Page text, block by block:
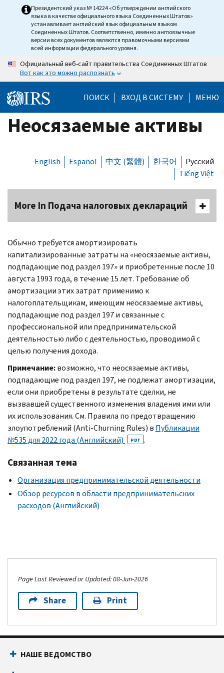
Президентский указ № 14224 «Об утверждении английского
языка в качестве официального языка Соединенных Штатов»
устанавливает английский язык официальным языком
Соединенных Штатов. Соответственно, именно англоязычные
версии всех документов являются правомочными версиями
всей информации федерального уровня.
Официальный веб-сайт правительства Соединенных Штатов
Вот как это можно распознать
ПОИСК ВХОД В СИСТЕМУ МЕНЮ
Неосязаемые активы
English Español 中文 (繁體) 한국어
Русский
Tiếng Việt
More In Подача налоговых деклараций
Обычно требуется амортизировать
капитализированные затраты на «неосязаемые активы,
подпадающие под раздел 197» и приобретенные после 10
августа 1993 года, в течение 15 лет. Требование об
амортизации этих затрат применимо к
налогоплательщикам, имеющим неосязаемые активы,
подпадающие под раздел 197 и связанные с
профессиональной или предпринимательской
деятельностью либо с деятельностью, проводимой с
целью получения дохода.
Примечание:возможно, что неосязаемые активы,
подпадающие под раздел 197, не подлежат амортизации,
если они приобретены в результате сделки, не
вызвавшей существенного изменения владения ими или
их использования. См. Правила по предотвращению
злоупотреблений (Anti-Churning Rules) в Публикации
№535 для 2022 года (Английский)
PDF .
Связанная тема
Организация предпринимательской деятельности
Обзор ресурсов в области предпринимательских
расходов (Английский)
Page Last Reviewed or Updated: 08-Jun-2026
Share Print
НАШЕ ВЕДОМСТВО